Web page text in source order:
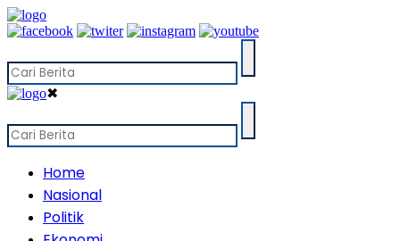
✖
Home
Nasional
Politik